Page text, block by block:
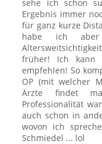
sehe ich schon
Ergebnis immer
für ganz kurze
habe ich aber
früher! Ich kann
empfehlen! So
OP (mit welcher
Ärzte findet
Professionalität
auch schon in
wovon ich
Schmiedel ... lol